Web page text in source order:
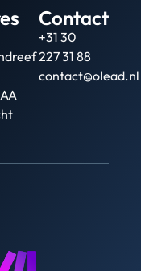
Contact
+31 30
227 31 88
contact@olead.nl